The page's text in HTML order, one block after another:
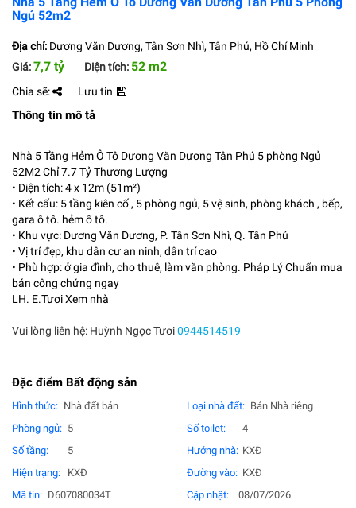
Ngủ 52m2
Địa chỉ: Dương Văn Dương, Tân Sơn Nhì, Tân Phú, Hồ Chí Minh
Giá:7,7 tỷ Diện tích: 52 m2
Chia sẽ: Lưu tin
Thông tin mô tả
Nhà 5 Tầng Hẻm Ô Tô Dương Văn Dương Tân Phú 5 phòng Ngủ
52M2 Chỉ 7.7 Tỷ Thương Lượng
• Diện tích: 4 x 12m (51m²)
• Kết cấu: 5 tầng kiên cố , 5 phòng ngủ, 5 vệ sinh, phòng khách , bếp,
gara ô tô. hẻm ô tô.
• Khu vực: Dương Văn Dương, P. Tân Sơn Nhì, Q. Tân Phú
• Vị trí đẹp, khu dân cư an ninh, dân trí cao
• Phù hợp: ở gia đình, cho thuê, làm văn phòng. Pháp Lý Chuẩn mua
bán công chứng ngay
LH. E.Tươi Xem nhà
Vui lòng liên hệ: Huỳnh Ngọc Tươi0944514519
Đặc điểm Bất động sản
Hình thức: Nhà đất bán Loại nhà đất: Bán Nhà riêng
Phòng ngủ: 5 Số toilet:
4
Số tầng:
5 Hướng nhà: KXĐ
Hiện trạng:
KXĐ Đường vào: KXĐ
Mã tin: D607080034T Cập nhật: 08/07/2026